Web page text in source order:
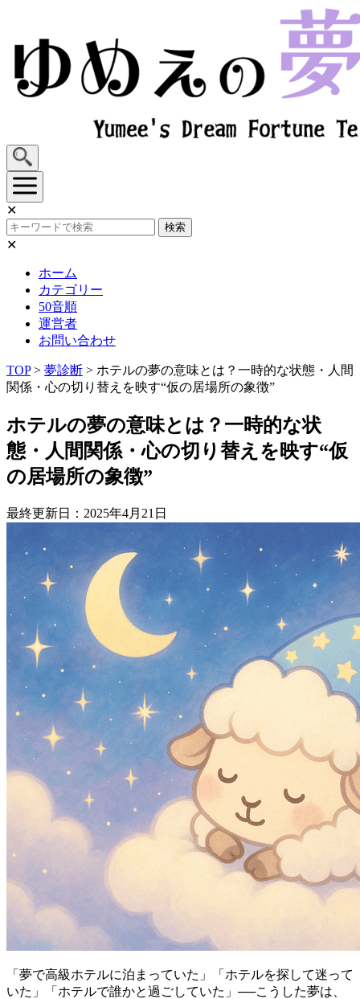
content
✕
検索
✕
ホーム
カテゴリー
50音順
運営者
お問い合わせ
TOP> 夢診断 > ホテルの夢の意味とは？一時的な状態・人間
関係・心の切り替えを映す“仮の居場所の象徴”
ホテルの夢の意味とは？一時的な状
態・人間関係・心の切り替えを映す“仮
の居場所の象徴”
最終更新日：2025年4月21日
「夢で高級ホテルに泊まっていた」「ホテルを探して迷って
いた」「ホテルで誰かと過ごしていた」──こうした夢は、